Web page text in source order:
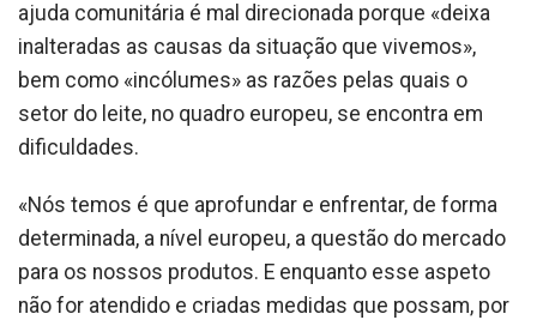
ajuda comunitária é mal direcionada porque «deixa
inalteradas as causas da situação que vivemos»,
bem como «incólumes» as razões pelas quais o
setor do leite, no quadro europeu, se encontra em
dificuldades.
«Nós temos é que aprofundar e enfrentar, de forma
determinada, a nível europeu, a questão do mercado
para os nossos produtos. E enquanto esse aspeto
não for atendido e criadas medidas que possam, por